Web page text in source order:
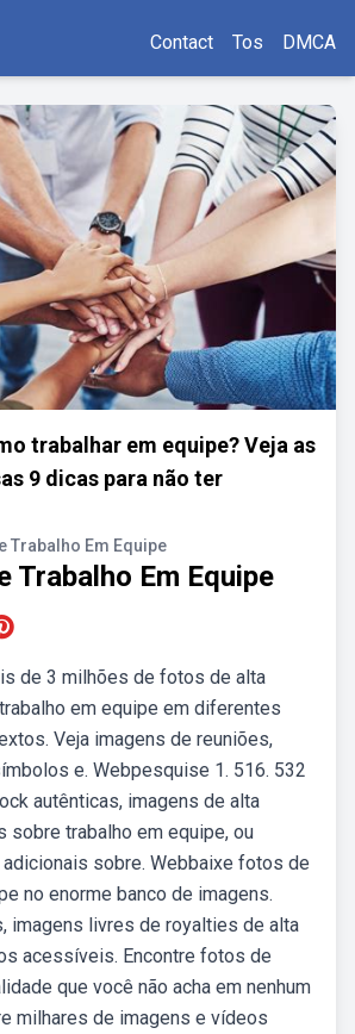
Contact Tos DMCA
trabalhar em equipe? Veja as
9 dicas para não ter
Trabalho Em Equipe
Trabalho Em Equipe
de 3 milhões de fotos de alta
em equipe em diferentes
Veja imagens de reuniões,
e. Webpesquise 1. 516. 532
autênticas, imagens de alta
sobre trabalho em equipe, ou
sobre. Webbaixe fotos de
no enorme banco de imagens.
imagens livres de royalties de alta
acessíveis. Encontre fotos de
que você não acha em nenhum
milhares de imagens e vídeos